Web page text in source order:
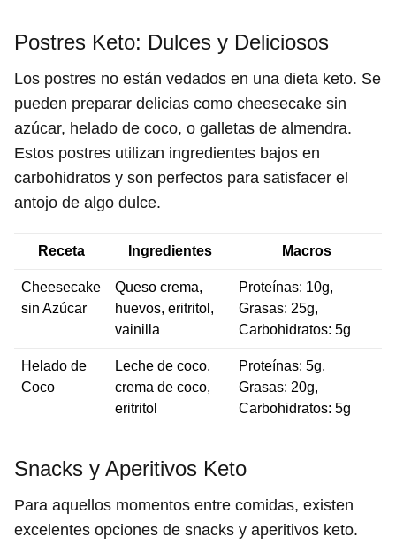
Postres Keto: Dulces y Deliciosos
Los postres no están vedados en una dieta keto. Se
pueden preparar delicias como cheesecake sin
azúcar, helado de coco, o galletas de almendra.
Estos postres utilizan ingredientes bajos en
carbohidratos y son perfectos para satisfacer el
antojo de algo dulce.
Receta Ingredientes Macros
Cheesecake
sin Azúcar
Queso crema,
huevos, eritritol,
vainilla
Proteínas: 10g,
Grasas: 25g,
Carbohidratos: 5g
Helado de
Coco
Leche de coco,
crema de coco,
eritritol
Proteínas: 5g,
Grasas: 20g,
Carbohidratos: 5g
Snacks y Aperitivos Keto
Para aquellos momentos entre comidas, existen
excelentes opciones de snacks y aperitivos keto.